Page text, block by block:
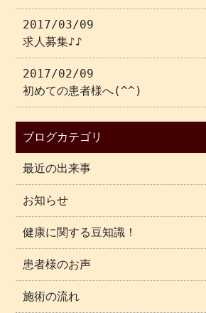
2017/03/09
求人募集♪♪
2017/02/09
初めての患者様へ(^^)
ブログカテゴリ
最近の出来事
お知らせ
健康に関する豆知識！
患者様のお声
施術の流れ